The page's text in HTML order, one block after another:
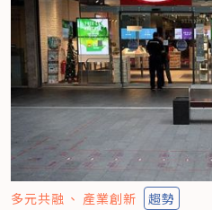
多元共融 產業創新 趨勢